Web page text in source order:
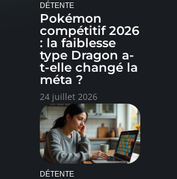
DÉTENTE
Pokémon
compétitif 2026
: la faiblesse
type Dragon a-
t-elle changé la
méta ?
24 juillet 2026
DÉTENTE